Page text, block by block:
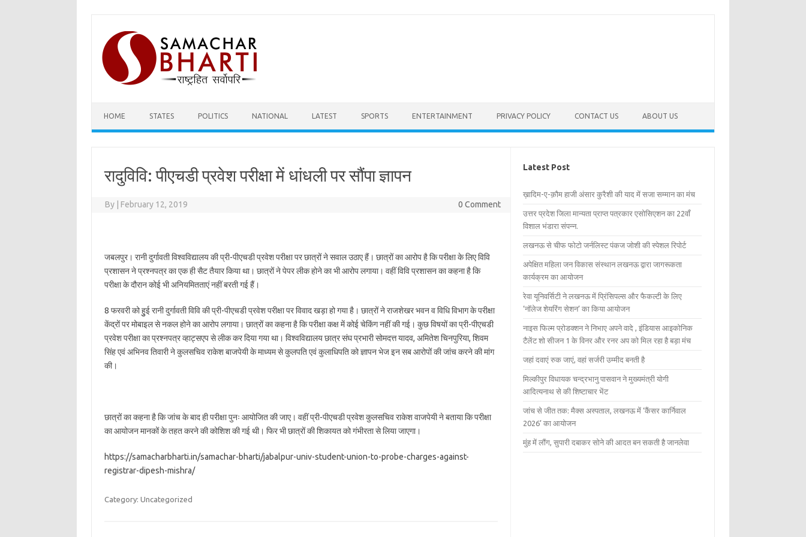
content
HOME STATES POLITICS NATIONAL LATEST SPORTS ENTERTAINMENT PRIVACY POLICY CONTACT US ABOUT US
रादुविवि: पीएचडी प्रवेश परीक्षा में धांधली पर सौंपा ज्ञापन
By February 12, 2019 0 Comment
जबलपुर। रानी दुर्गावती विश्वविद्यालय की प्री-पीएचडी प्रवेश परीक्षा पर छात्रों ने सवाल उठाए हैं। छात्रों का आरोप है कि परीक्षा के लिए विवि
प्रशासन ने प्रश्नपत्र का एक ही सैट तैयार किया था। छात्रों ने पेपर लीक होने का भी आरोप लगाया। वहीं विवि प्रशासन का कहना है कि
परीक्षा के दौरान कोई भी अनियमितताएं नहीं बरती गई हैं।
8 फरवरी को हुुई रानी दुर्गावती विवि की प्री-पीएचडी प्रवेश परीक्षा पर विवाद खड़ा हो गया है। छात्रों ने राजशेखर भवन व विधि विभाग के परीक्षा
केंद्रों पर मोबाइल से नकल होने का आरोप लगाया। छात्रों का कहना है कि परीक्षा कक्ष में कोई चेकिंग नहीं की गई। कुछ विषयों का प्री-पीएचडी
प्रवेश परीक्षा का प्रश्नपत्र व्हाट्सएप से लीक कर दिया गया था। विश्वविद्यालय छात्र संघ प्रभारी सोमदत्त यादव, अमितेश चिनपुरिया, शिवम
सिंह एवं अभिनव तिवारी ने कुलसचिव राकेश बाजपेयी के माध्यम से कुलपति एवं कुलाधिपति को ज्ञापन भेज इन सब आरोपों की जांच करने की मांग
की।
छात्रों का कहना है कि जांच के बाद ही परीक्षा पुनः आयोजित की जाए। वहीं प्री-पीएचडी प्रवेश कुलसचिव राकेश वाजपेयी ने बताया कि परीक्षा
का आयोजन मानकों के तहत करने की कोशिश की गई थी। फिर भी छात्रों की शिकायत को गंभीरता से लिया जाएगा।
https://samacharbharti.in/samachar-bharti/jabalpur-univ-student-union-to-probe-charges-against-
registrar-dipesh-mishra/
Category: Uncategorized
Latest Post
ख़ादिम-ए-क़ौम हाजी अंसार कुरैशी की याद में सजा सम्मान का मंच
उत्तर प्रदेश जिला मान्यता प्राप्त पत्रकार एसोसिएशन का 22वाँ
विशाल भंडारा संपन्न.
लखनऊ से चीफ फोटो जर्नलिस्ट पंकज जोशी की स्पेशल रिपोर्ट
अपेक्षित महिला जन विकास संस्थान लखनऊ द्वारा जागरूकता
कार्यक्रम का आयोजन
रेवा यूनिवर्सिटी ने लखनऊ में प्रिंसिपल्स और फैकल्टी के लिए
‘नॉलेज शेयरिंग सेशन’ का किया आयोजन
नाइस फिल्म प्रोडक्शन ने निभाए अपने वादे , इंडियास आइकोनिक
टैलेंट शो सीजन 1 के विनर और रनर अप को मिल रहा है बड़ा मंच
जहां दवाएं रुक जाएं, वहां सर्जरी उम्मीद बनती है
मिल्कीपुर विधायक चन्द्रभानु पासवान ने मुख्यमंत्री योगी
आदित्यनाथ से की शिष्टाचार भेंट
जांच से जीत तक: मैक्स अस्पताल, लखनऊ में ‘कैंसर कार्निवाल
2026’ का आयोजन
मुंह में लौंग, सुपारी दबाकर सोने की आदत बन सकती है जानलेवा